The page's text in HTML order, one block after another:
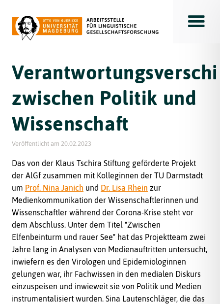
zwischen Politik und
Wissenschaft
Veröffentlicht am 20.02.2023
Das von der Klaus Tschira Stiftung geförderte Projekt
der AlGf zusammen mit Kolleginnen der TU Darmstadt
um Prof. Nina Janich und Dr. Lisa Rhein zur
Medienkommunikation der Wissenschaftlerinnen und
Wissenschaftler während der Corona-Krise steht vor
dem Abschluss. Unter dem Titel "Zwischen
Elfenbeinturm und rauer See" hat das Projektteam zwei
Jahre lang in Analysen von Medienauftritten untersucht,
inwiefern es den Virologen und Epidemiologinnen
gelungen war, ihr Fachwissen in den medialen Diskurs
einzuspeisen und inwieweit sie von Politik und Medien
instrumentalisiert wurden. Sina Lautenschläger, die das